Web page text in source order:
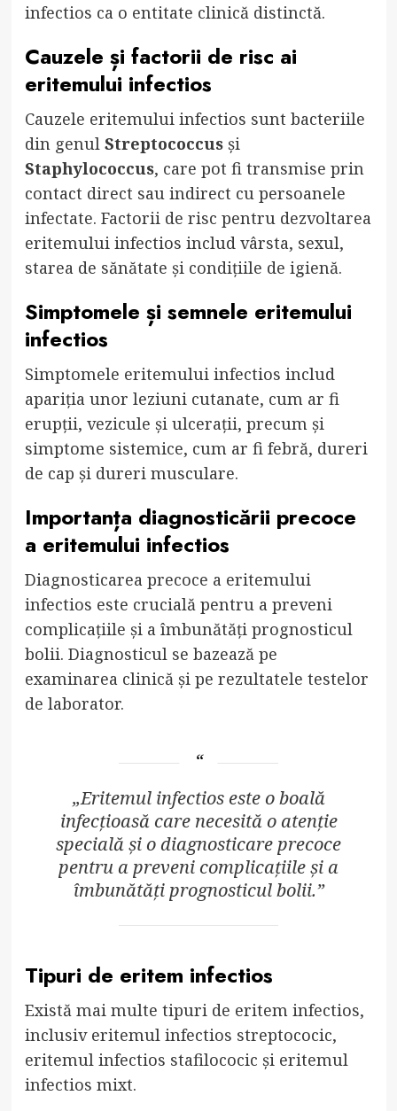
infectios ca o entitate clinică distinctă.
Cauzele și factorii de risc ai
eritemului infectios
Cauzele eritemului infectios sunt bacteriile
din genul Streptococcusși
Staphylococcus, care pot fi transmise prin
contact direct sau indirect cu persoanele
infectate. Factorii de risc pentru dezvoltarea
eritemului infectios includ vârsta, sexul,
starea de sănătate și condițiile de igienă.
Simptomele și semnele eritemului
infectios
Simptomele eritemului infectios includ
apariția unor leziuni cutanate, cum ar fi
erupții, vezicule și ulcerații, precum și
simptome sistemice, cum ar fi febră, dureri
de cap și dureri musculare.
Importanța diagnosticării precoce
a eritemului infectios
Diagnosticarea precoce a eritemului
infectios este crucială pentru a preveni
complicațiile și a îmbunătăți prognosticul
bolii. Diagnosticul se bazează pe
examinarea clinică și pe rezultatele testelor
de laborator.
„Eritemul infectios este o boală
infecțioasă care necesită o atenție
specială și o diagnosticare precoce
pentru a preveni complicațiile și a
îmbunătăți prognosticul bolii.”
Tipuri de eritem infectios
Există mai multe tipuri de eritem infectios,
inclusiv eritemul infectios streptococic,
eritemul infectios stafilococic și eritemul
infectios mixt.